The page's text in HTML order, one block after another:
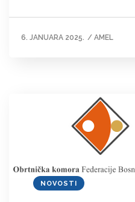
6. JANUARA 2025. / AMEL
NOVOSTI